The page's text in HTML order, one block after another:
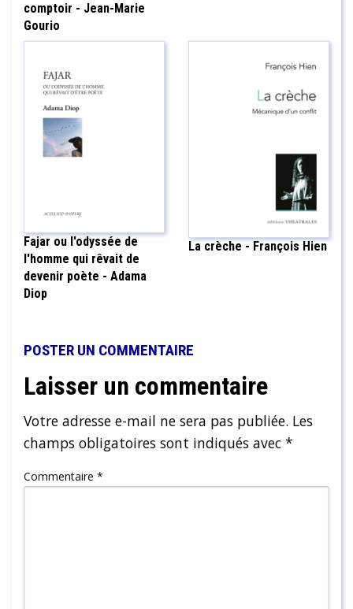
comptoir - Jean-Marie
Gourio
Fajar ou l'odyssée de
l'homme qui rêvait de
devenir poète - Adama
Diop
La crèche - François Hien
POSTER UN COMMENTAIRE
Laisser un commentaire
Votre adresse e-mail ne sera pas publiée. Les
champs obligatoires sont indiqués avec *
Commentaire *